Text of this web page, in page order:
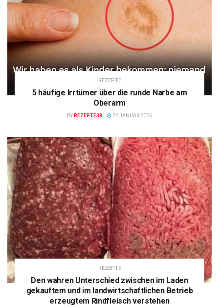
REZEPTE
5 häufige Irrtümer über die runde Narbe am
Oberarm
BY REZEPTE38 22 JANUAR 2026
REZEPTE
Den wahren Unterschied zwischen im Laden
gekauftem und im landwirtschaftlichen Betrieb
erzeugtem Rindfleisch verstehen